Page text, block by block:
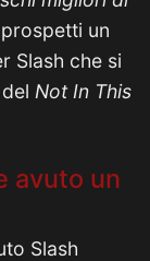
un
Slash che si
Not In This
avuto un
Slash